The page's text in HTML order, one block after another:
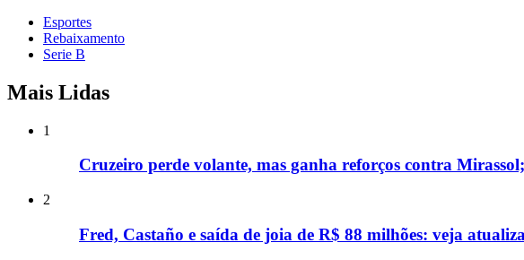
Esportes
Rebaixamento
Serie B
Mais Lidas
1
Cruzeiro perde volante, mas ganha reforços contra
2
Fred, Castaño e saída de joia de R$ 88 milhões: veja